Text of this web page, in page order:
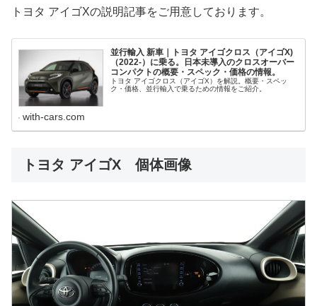
トヨタ アイゴXの説明記事をご用意しております。
並行輸入 新車｜トヨタ アイゴクロス（アイゴX)
（2022-）に乗る。日本未導入のクロスオーバー
コンパクトの概要・スペック・価格の情報。
トヨタ アイゴクロス（アイゴX）を解説。概要・スペッ
ク・価格、並行輸入で乗るための情報をご紹介。
with-cars.com
トヨタ アイゴX 個体画像